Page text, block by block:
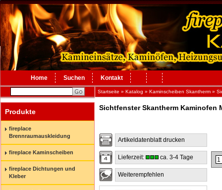
Home Suchen Kontakt
Startseite » Katalog » Kaminscheiben Skantherm »
Produkte
fireplace
Brennraumauskleidung
fireplace Kaminscheiben
fireplace Dichtungen und
Kleber
Sichtfenster Skantherm Kaminofen
Artikeldatenblatt drucken
Lieferzeit: ca. 3-4 Tage
Weiterempfehlen